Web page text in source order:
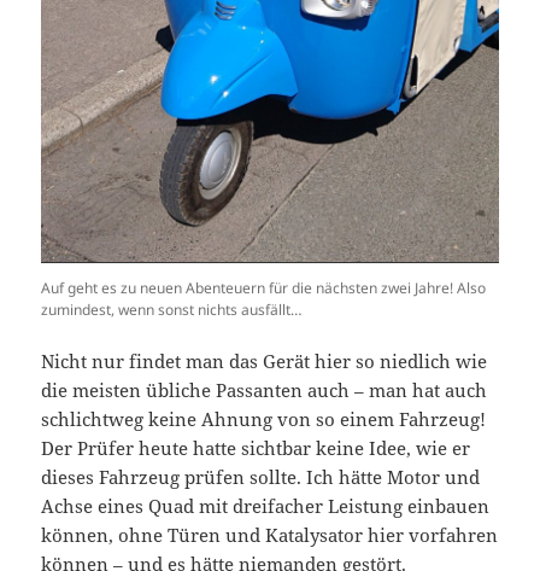
Auf geht es zu neuen Abenteuern für die nächsten zwei Jahre! Also
zumindest, wenn sonst nichts ausfällt…
Nicht nur findet man das Gerät hier so niedlich wie
die meisten übliche Passanten auch – man hat auch
schlichtweg keine Ahnung von so einem Fahrzeug!
Der Prüfer heute hatte sichtbar keine Idee, wie er
dieses Fahrzeug prüfen sollte. Ich hätte Motor und
Achse eines Quad mit dreifacher Leistung einbauen
können, ohne Türen und Katalysator hier vorfahren
können – und es hätte niemanden gestört.